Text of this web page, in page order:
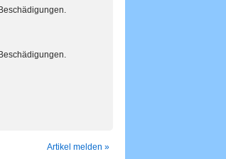
Artikel melden »